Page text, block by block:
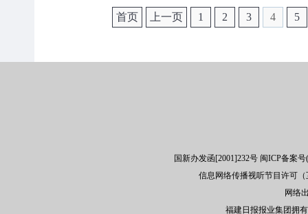
首页 上一页 1 2 3 4 5